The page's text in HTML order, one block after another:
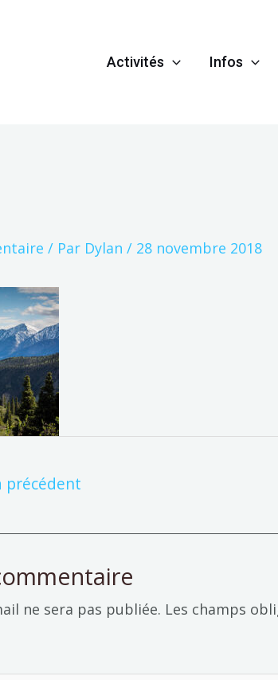
Activités Infos
/ Par Dylan / 28 novembre 2018
précédent
ne sera pas publiée. Les champs